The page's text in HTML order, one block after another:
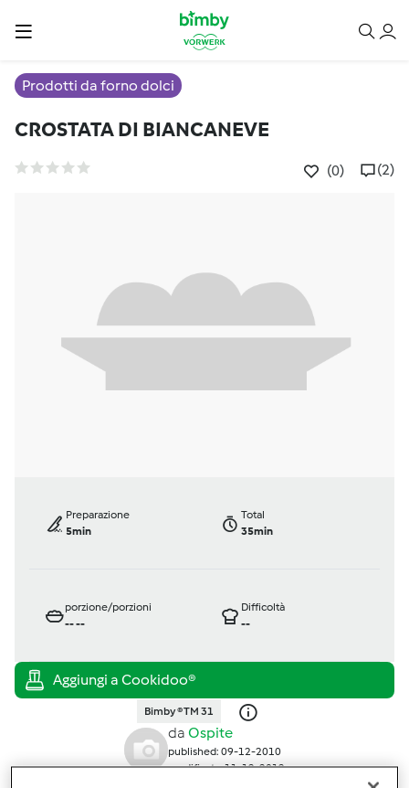
Prodotti da forno dolci
CROSTATA DI BIANCANEVE
(0) (2)
Preparazione
5min
Total
35min
porzione/porzioni
----
Difficoltà
--
Bimby ® TM 31
da Ospite
published: 09-12-2010
modificata: 11-12-2012